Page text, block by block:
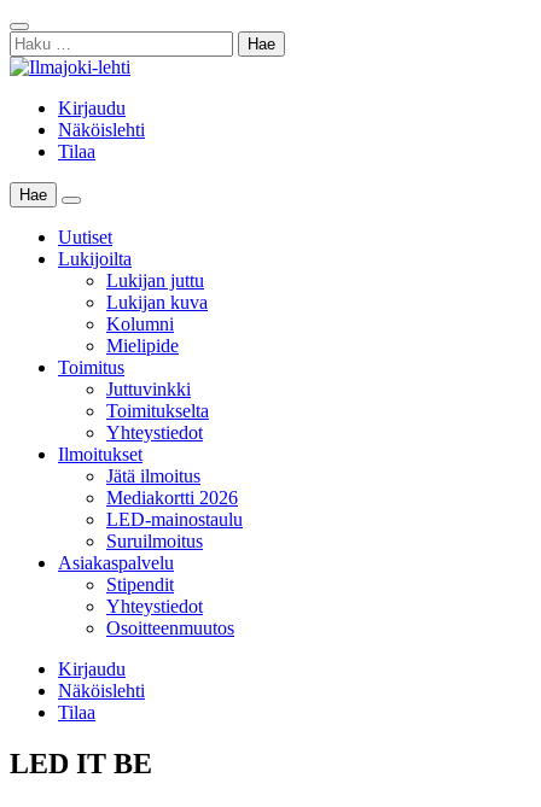
Skip
to
content
Sulje
haku
Haku:
Kirjaudu
Näköislehti
Tilaa
Hae
Main
Menu
Uutiset
Lukijoilta
Lukijan juttu
Lukijan kuva
Kolumni
Mielipide
Toimitus
Juttuvinkki
Toimitukselta
Yhteystiedot
Ilmoitukset
Jätä ilmoitus
Mediakortti 2026
LED-mainostaulu
Suruilmoitus
Asiakaspalvelu
Stipendit
Yhteystiedot
Osoitteenmuutos
Kirjaudu
Näköislehti
Tilaa
LED IT BE